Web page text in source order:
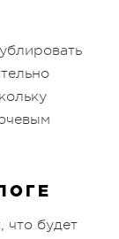
что будет